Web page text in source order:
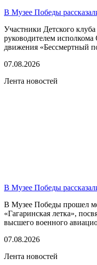
В Музее Победы
Участники Детского
руководителем
движения «Бессмертный
07.08.2026
Лента новостей
В Музее Победы
В Музее Победы прошел
«Гагаринская летка»,
высшего военного
07.08.2026
Лента новостей